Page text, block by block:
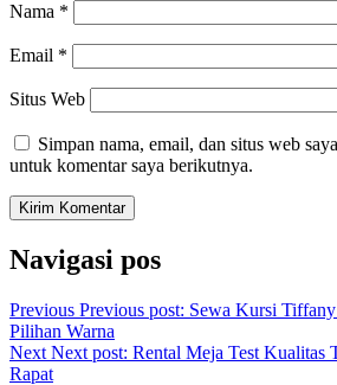
Nama *
Email *
Situs Web
Simpan nama, email, dan situs web
untuk komentar saya berikutnya.
Navigasi pos
Previous Previous post: Sewa Kursi
Pilihan Warna
Next Next post: Rental Meja Test Kualitas
Rapat